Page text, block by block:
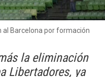
al Barcelona por formación
la eliminación
Libertadores, ya